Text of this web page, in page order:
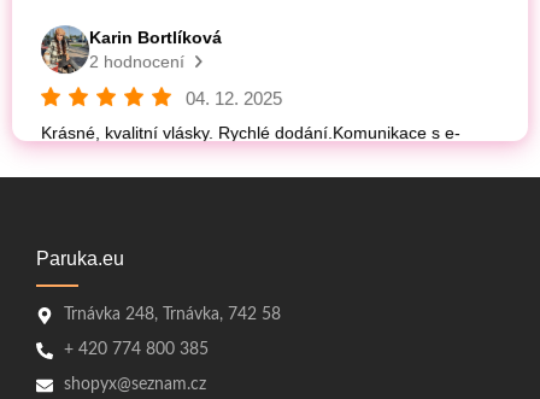
Paruka.eu
Trnávka 248, Trnávka, 742 58
+ 420 774 800 385
shopyx@seznam.cz